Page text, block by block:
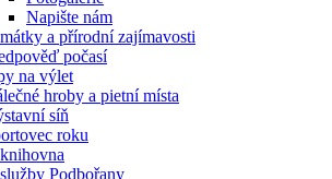
Napište nám
a přírodní zajímavosti
počasí
na výlet
hroby a pietní místa
síň
roku
Podbořany